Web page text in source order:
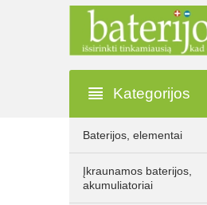
Kategorijos
Baterijos, elementai
Įkraunamos baterijos,
akumuliatoriai
Be PVM: